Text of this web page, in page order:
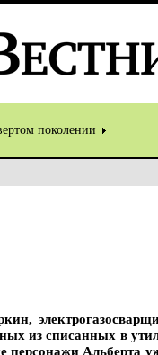
поколении
из списанных в
Альберта